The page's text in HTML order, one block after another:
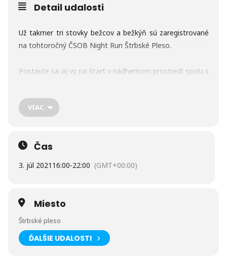
Detail udalosti
Už takmer tri stovky bežcov a bežkýň sú zaregistrované
na tohtoročný ČSOB Night Run Štrbské Pleso.
Postavte sa aj vy na štart v nádhernom prostredí spolu s
Okrem skvelej atmosféry, medailí pre každého účastníka
lásky či Areálu bežeckého lyžovania Snow.
REGISTRÁCIA
VIAC
Čas
3. júl 2021 16:00-22:00 (GMT+00:00)
Miesto
Štrbské pleso
ĎALŠIE UDALOSTI